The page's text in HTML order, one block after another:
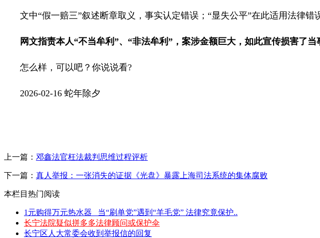
文中“假一赔三”叙述断章取义，事实认定错误；“显失公平”在此适用法律
网文指责本人“不当牟利”、“非法牟利”，案涉金额巨大，如此宣传损害了当
怎么样，可以吧？你说说看?
2026-02-16 蛇年除夕
上一篇： 邓鑫法官枉法裁判思维过程评析
下一篇： 真人举报：一张消失的证据《光盘》暴露上海司法系统的集体腐败
本栏目热门阅读
1元购得万元热水器 _当“刷单党”遇到“羊毛党” 法律究竟保护..
长宁法院疑似拼多多法律顾问或保护伞
长宁区人大常委会收到举报信的回复